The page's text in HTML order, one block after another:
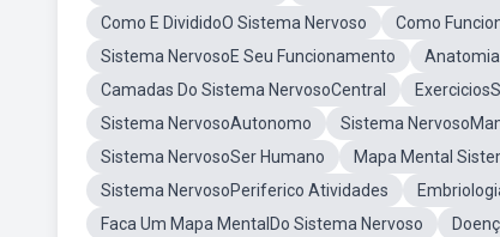
Como E DivididoO Sistema Nervoso
Como
Sistema NervosoE Seu Funcionamento
Anatomia
Camadas Do Sistema NervosoCentral
Sistema NervosoAutonomo
Sistema
Sistema NervosoSer Humano
Mapa Mental
Sistema NervosoPeriferico Atividades
Faca Um Mapa MentalDo Sistema Nervoso